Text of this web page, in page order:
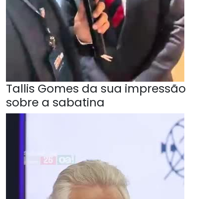
Tallis Gomes da sua impressão
sobre a sabatina